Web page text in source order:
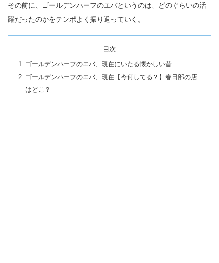
その前に、ゴールデンハーフのエバというのは、どのぐらいの活
躍だったのかをテンポよく振り返っていく。
目次
ゴールデンハーフのエバ、現在にいたる懐かしい昔
ゴールデンハーフのエバ、現在【今何してる？】春日部の店
はどこ？